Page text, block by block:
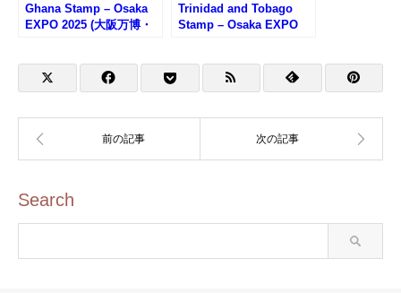
Ghana Stamp – Osaka
EXPO 2025 (大阪万博・
Trinidad and Tobago
Stamp – Osaka EXPO
Search